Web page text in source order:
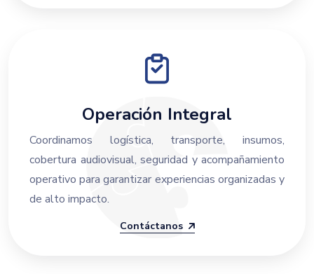
Operación Integral
Coordinamos logística, transporte, insumos,
cobertura audiovisual, seguridad y acompañamiento
operativo para garantizar experiencias organizadas y
de alto impacto.
Contáctanos